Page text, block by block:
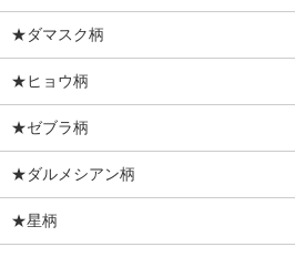
★ダマスク柄
★ヒョウ柄
★ゼブラ柄
★ダルメシアン柄
★星柄